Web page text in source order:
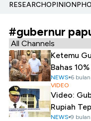
RESEARCHOPINION
#gubernur
Ketemu
Bahas
NEWS 6
VIDEO
Video:
Rupiah
NEWS 9